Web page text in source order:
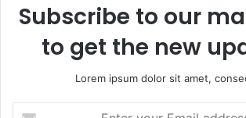
Subscribe to our
to get the new
Lorem ipsum dolor sit amet,